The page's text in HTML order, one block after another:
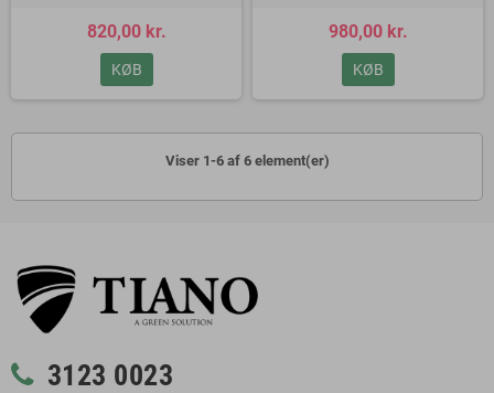
820,00 kr.
KØB
980,00 kr.
KØB
Viser 1-6 af 6 element(er)
3123 0023